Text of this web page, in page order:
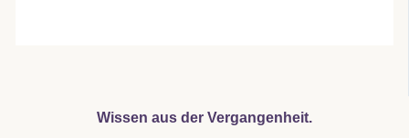
Wissen aus der Vergangenheit.